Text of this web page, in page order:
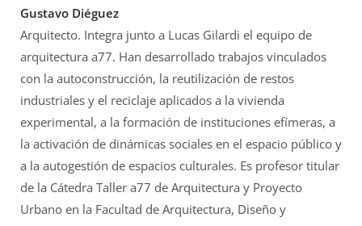
Gustavo Diéguez
Arquitecto. Integra junto a Lucas Gilardi el equipo de
arquitectura a77. Han desarrollado trabajos vinculados
con la autoconstrucción, la reutilización de restos
industriales y el reciclaje aplicados a la vivienda
experimental, a la formación de instituciones efímeras, a
la activación de dinámicas sociales en el espacio público y
a la autogestión de espacios culturales. Es profesor titular
de la Cátedra Taller a77 de Arquitectura y Proyecto
Urbano en la Facultad de Arquitectura, Diseño y